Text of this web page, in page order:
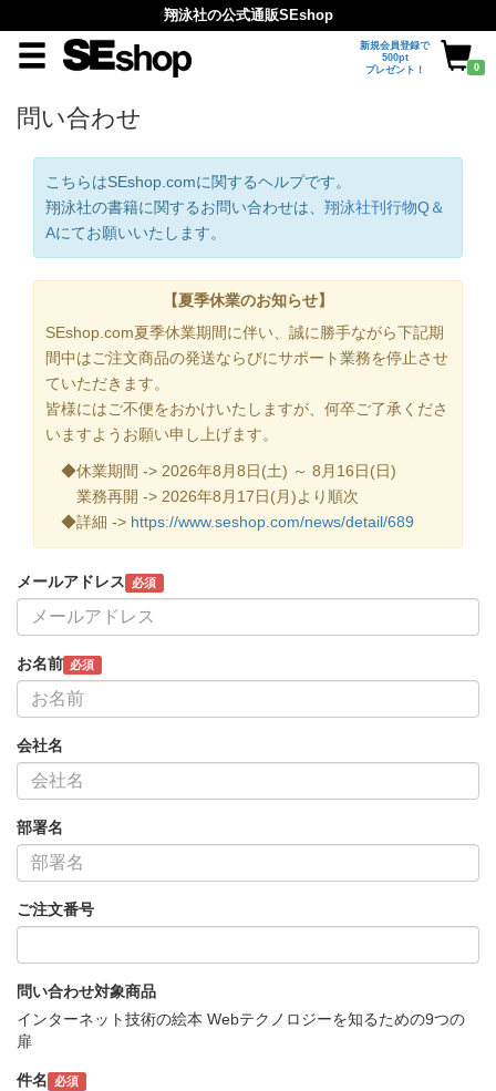
翔泳社の公式通販SEshop
新規会員登録で
500pt
プレゼント！
0
問い合わせ
こちらはSEshop.comに関するヘルプです。
翔泳社の書籍に関するお問い合わせは、 翔泳社刊行物Q＆
Aにてお願いいたします。
【夏季休業のお知らせ】
SEshop.com夏季休業期間に伴い、誠に勝手ながら下記期
間中はご注文商品の発送ならびにサポート業務を停止させ
ていただきます。
皆様にはご不便をおかけいたしますが、何卒ご了承くださ
いますようお願い申し上げます。
◆休業期間 -> 2026年8月8日(土) ～ 8月16日(日)
業務再開 -> 2026年8月17日(月)より順次
◆詳細 -> https://www.seshop.com/news/detail/689
メールアドレス 必須
お名前 必須
会社名
部署名
ご注文番号
問い合わせ対象商品
インターネット技術の絵本 Webテクノロジーを知るための9つの
扉
件名 必須